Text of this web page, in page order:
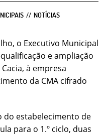
NOTÍCIAS
o Executivo Municipal
e ampliação
à empresa
da CMA cifrado
do estabelecimento de
para o 1.º ciclo, duas